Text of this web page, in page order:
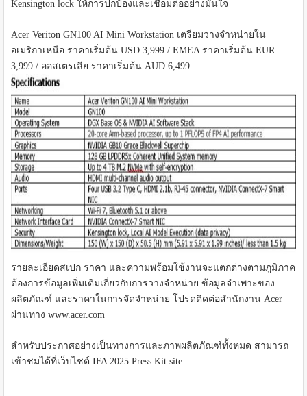
Kensington lock ให้การปกป้องและเชื่อมต่ออย่างมั่นใจ
Acer Veriton GN100 AI Mini Workstation เตรียมวางจำหน่ายใน
อเมริกาเหนือ ราคาเริ่มต้น USD 3,999 / EMEA ราคาเริ่มต้น EUR
3,999 / ออสเตรเลีย ราคาเริ่มต้น AUD 6,499
รายละเอียดสเปก ราคา และความพร้อมใช้งานจะแตกต่างตามภูมิภาค
ต้องการข้อมูลเพิ่มเติมเกี่ยวกับการวางจำหน่าย ข้อมูลจำเพาะของ
ผลิตภัณฑ์ และราคาในการจัดจำหน่าย โปรดติดต่อสำนักงาน Acer
ผ่านทาง www.acer.com
สำหรับประกาศอย่างเป็นทางการและภาพผลิตภัณฑ์ทั้งหมด สามารถ
เข้าชมได้ที่เว็บไซต์ IFA 2025 Press Kit site.